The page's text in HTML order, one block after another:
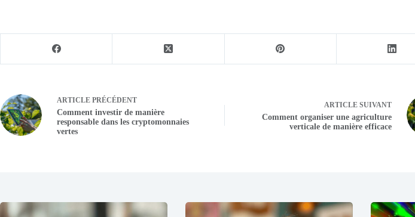
ARTICLE PRÉCÉDENT
Comment investir de manière
responsable dans les cryptomonnaies
vertes
ARTICLE SUIVANT
Comment organiser une agriculture
verticale de manière efficace